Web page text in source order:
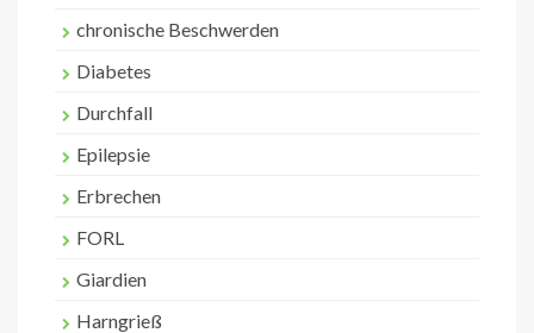
chronische Beschwerden
Diabetes
Durchfall
Epilepsie
Erbrechen
FORL
Giardien
Harngrieß